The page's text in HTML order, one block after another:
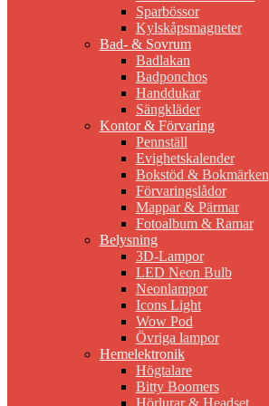
Sparbössor
Kylskåpsmagneter
Bad- & Sovrum
Badlakan
Badponchos
Handdukar
Sängkläder
Kontor & Förvaring
Pennställ
Evighetskalender
Bokstöd & Bokmärken
Förvaringslådor
Mappar & Pärmar
Fotoalbum & Ramar
Belysning
3D-Lampor
LED Neon Bulb
Neonlampor
Icons Light
Wow Pod
Övriga lampor
Hemelektronik
Högtalare
Bitty Boomers